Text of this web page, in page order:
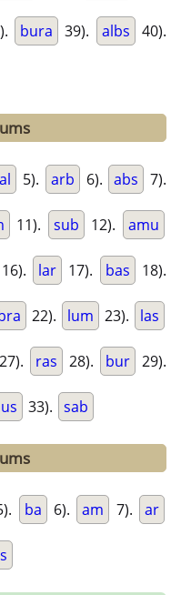
bura 39). albs 40).
5). arb 6). abs 7).
11). sub 12). amu
16). lar 17). bas 18).
22). lum 23). las
27). ras 28). bur 29).
33). sab
ba 6). am 7). ar